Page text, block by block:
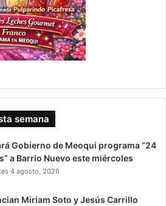
semana
Gobierno de Meoqui programa “24
a Barrio Nuevo este miércoles
4 agosto, 2026
Miriam Soto y Jesús Carrillo